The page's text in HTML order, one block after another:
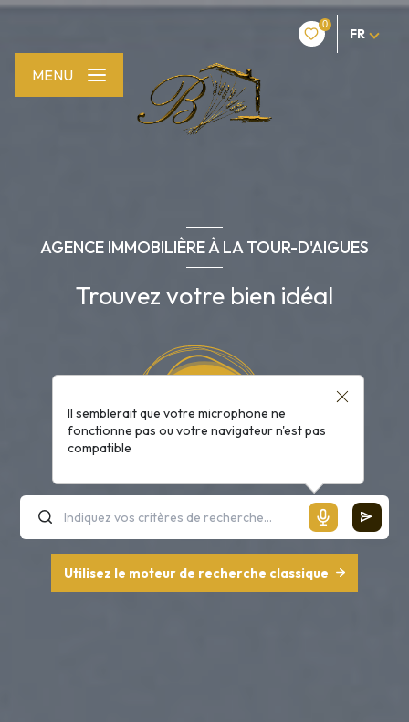
0
FR
MENU
AGENCE IMMOBILIÈRE À LA TOUR-D'AIGUES
Trouvez votre bien idéal
Il semblerait que votre microphone ne
fonctionne pas ou votre navigateur n'est pas
compatible
Utilisez le moteur de recherche classique